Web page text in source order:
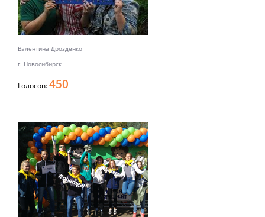
Валентина Дрозденко
г. Новосибирск
Голосов:450